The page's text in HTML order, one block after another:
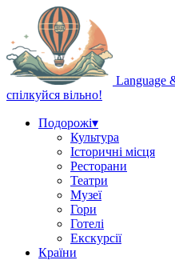
Language
спілкуйся вільно!
Подорожі▾
Культура
Історичні місця
Ресторани
Театри
Музеї
Гори
Готелі
Екскурсії
Країни